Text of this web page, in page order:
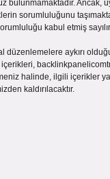
bulunmamaktadır. Ancak,
sorumluluğunu
kabul etmiş
düzenlemelere aykırı
halinde, ilgili içerikler
kaldırılacaktır.